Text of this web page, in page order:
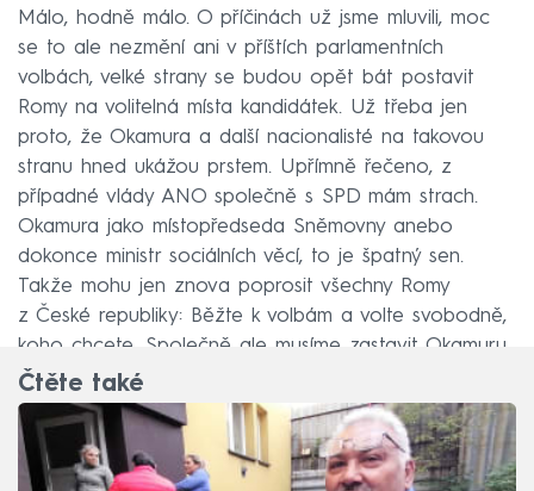
Málo, hodně málo. O příčinách už jsme mluvili, moc
se to ale nezmění ani v příštích parlamentních
volbách, velké strany se budou opět bát postavit
Romy na volitelná místa kandidátek. Už třeba jen
proto, že Okamura a další nacionalisté na takovou
stranu hned ukážou prstem. Upřímně řečeno, z
případné vlády ANO společně s SPD mám strach.
Okamura jako místopředseda Sněmovny anebo
dokonce ministr sociálních věcí, to je špatný sen.
Takže mohu jen znova poprosit všechny Romy
z České republiky: Běžte k volbám a volte svobodně,
koho chcete. Společně ale musíme zastavit Okamuru.
Čtěte také